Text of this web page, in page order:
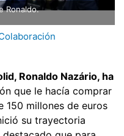
Ronaldo.
Ronaldo Nazário, ha
que le hacía comprar
150 millones de euros
su trayectoria